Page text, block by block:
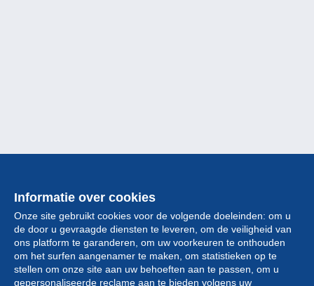
Informatie over cookies
Onze site gebruikt cookies voor de volgende doeleinden: om u
de door u gevraagde diensten te leveren, om de veiligheid van
ons platform te garanderen, om uw voorkeuren te onthouden
om het surfen aangenamer te maken, om statistieken op te
stellen om onze site aan uw behoeften aan te passen, om u
gepersonaliseerde reclame aan te bieden volgens uw